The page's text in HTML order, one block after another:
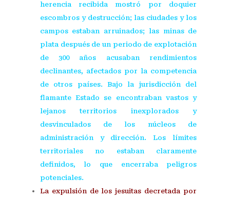
herencia recibida mostró por doquier
escombros y destrucción; las ciudades y los
campos estaban arruinados; las minas de
plata después de un periodo de explotación
de 300 años acusaban rendimientos
declinantes, afectados por la competencia
de otros países. Bajo la jurisdicción del
flamante Estado se encontraban vastos y
lejanos territorios inexplorados y
desvinculados de los núcleos de
administración y dirección. Los límites
territoriales no estaban claramente
definidos, lo que encerraba peligros
potenciales.
La expulsión de los jesuitas decretada por